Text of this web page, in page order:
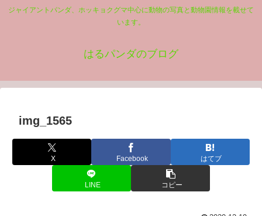
ジャイアントパンダ、ホッキョクグマ中心に動物の写真と動物園情報を載せて
います。
はるパンダのブログ
img_1565
X Facebook はてブ
LINE コピー